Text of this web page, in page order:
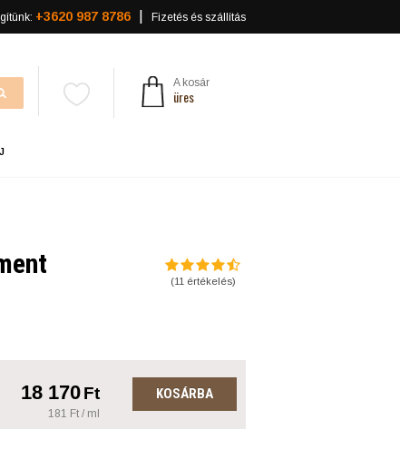
+3620 987 8786 Fizetés és szállítás
A kosár
üres
(11 értékelés)
18 170Ft
181 Ft / ml
KOSÁRBA